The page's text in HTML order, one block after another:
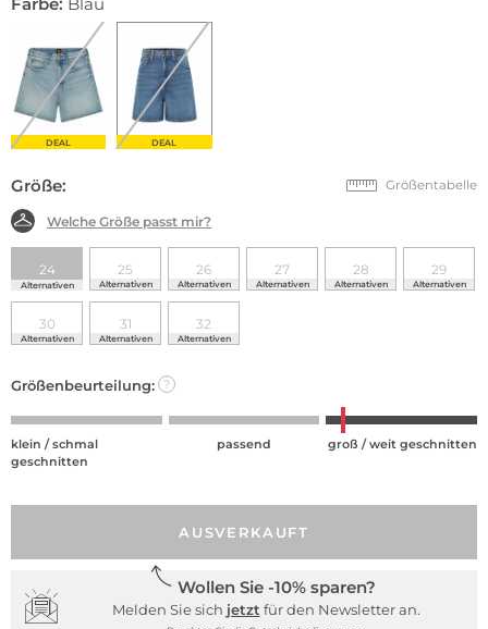
DEAL DEAL
Größe: Größentabelle
Welche Größe passt mir?
24
Alternativen
25
Alternativen
26
Alternativen
27
Alternativen
28
Alternativen
29
Alternativen
30
Alternativen
31
Alternativen
32
Alternativen
Größenbeurteilung: ?
klein / schmal
geschnitten
passend groß / weit geschnitten
AUSVERKAUFT
Wollen Sie -10% sparen?
Melden Sie sich jetzt für den Newsletter an.